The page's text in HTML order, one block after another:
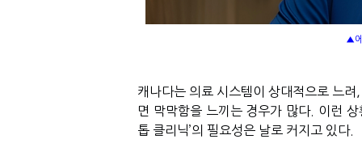
▲
캐나다는 의료 시스템이 상대적으로 느려
면 막막함을 느끼는 경우가 많다. 이런 상
톱 클리닉’의 필요성은 날로 커지고 있다.